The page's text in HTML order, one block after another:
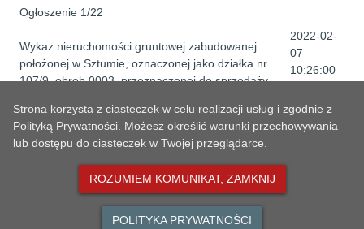
Ogłoszenie 1/22
Wykaz nieruchomości gruntowej zabudowanej
położonej w Sztumie, oznaczonej jako działka nr
107/9, obręb 0003, przeznaczonej do sprzedaży
2022-02-
07
10:26:00
10 20 30 40 50 WYNIKÓW
Strona korzysta z ciasteczek w celu realizacji usług i zgodnie z
Polityką Prywatności. Możesz określić warunki przechowywania
lub dostępu do ciasteczek w Twojej przeglądarce.
ROZUMIEM KOMUNIKAT, ZAMKNIJ
POLITYKA PRYWATNOŚCI